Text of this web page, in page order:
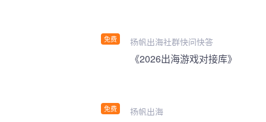
免费 扬帆出海社群快问快答
免费
《2026出海游戏对接库》
扬帆出海